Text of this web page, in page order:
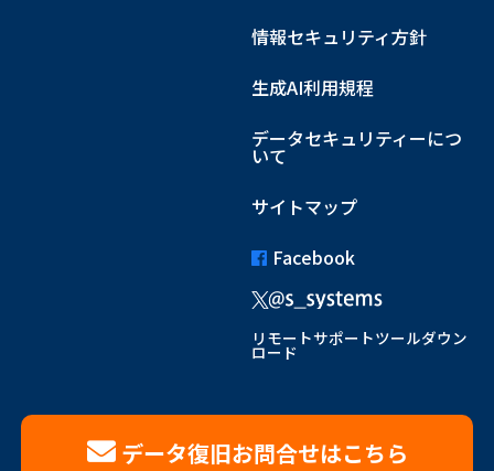
情報セキュリティ方針
生成AI利用規程
データセキュリティーにつ
いて
サイトマップ
Facebook
リモートサポートツールダウン
ロード
データ復旧お問合せはこちら